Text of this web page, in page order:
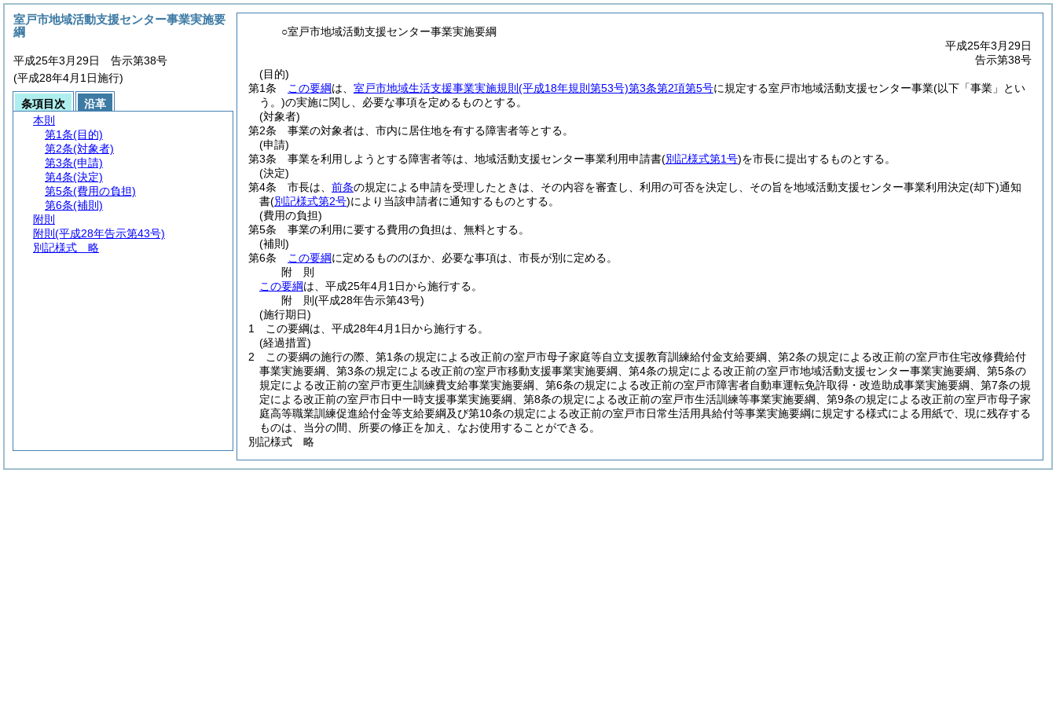
○室戸市地域活動支援センター事業実施要綱
平成25年3月29日
告示第38号
(目的)
第1条
この要綱は、 室戸市地域生活支援事業実施規則 (平成18年規則第53号)第3条第2項第5号に規定する室戸市地域活動支援センター事業(以下「事業」とい
う。)の実施に関し、必要な事項を定めるものとする。
(対象者)
第2条
事業の対象者は、市内に居住地を有する障害者等とする。
(申請)
第3条
事業を利用しようとする障害者等は、地域活動支援センター事業利用申請書(別記様式第1号)を市長に提出するものとする。
(決定)
第4条
市長は、 前条の規定による申請を受理したときは、その内容を審査し、利用の可否を決定し、その旨を地域活動支援センター事業利用決定(却下)通知
書(別記様式第2号)により当該申請者に通知するものとする。
(費用の負担)
第5条
事業の利用に要する費用の負担は、無料とする。
(補則)
第6条
この要綱に定めるもののほか、必要な事項は、市長が別に定める。
附 則
この要綱は、平成25年4月1日から施行する。
附 則(平成28年告示第43号)
(施行期日)
1
この要綱は、平成28年4月1日から施行する。
(経過措置)
2
この要綱の施行の際、第1条の規定による改正前の室戸市母子家庭等自立支援教育訓練給付金支給要綱、第2条の規定による改正前の室戸市住宅改修費給付
事業実施要綱、第3条の規定による改正前の室戸市移動支援事業実施要綱、第4条の規定による改正前の室戸市地域活動支援センター事業実施要綱、第5条の
規定による改正前の室戸市更生訓練費支給事業実施要綱、第6条の規定による改正前の室戸市障害者自動車運転免許取得・改造助成事業実施要綱、第7条の規
定による改正前の室戸市日中一時支援事業実施要綱、第8条の規定による改正前の室戸市生活訓練等事業実施要綱、第9条の規定による改正前の室戸市母子家
庭高等職業訓練促進給付金等支給要綱及び第10条の規定による改正前の室戸市日常生活用具給付等事業実施要綱に規定する様式による用紙で、現に残存する
ものは、当分の間、所要の修正を加え、なお使用することができる。
別記様式 略
室戸市地域活動支援センター事業実施要
綱
平成25年3月29日 告示第38号
(平成28年4月1日施行)
条項目次
沿革
本則
第1条(目的)
第2条(対象者)
第3条(申請)
第4条(決定)
第5条(費用の負担)
第6条(補則)
附則
附則 (平成28年告示第43号)
別記様式 略